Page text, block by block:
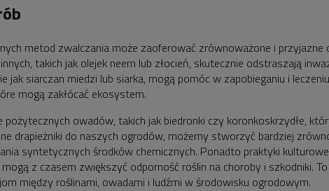
metod zwalczania może zaoferować zrównoważone i przyjazne
takich jak olejek neem lub złocień, skutecznie odstraszają
siarczan miedzi lub siarka, mogą pomóc w zapobieganiu i
mogą zakłócać ekosystem.
owadów, takich jak biedronki czy koronkoskrzydłe,
drapieżniki do naszych ogrodów, możemy stworzyć bardziej
syntetycznych środków chemicznych. Ponadto praktyki
z czasem zwiększyć odporność roślin na choroby i szkodniki.
między roślinami, owadami i ludźmi w środowisku ogrodowym.